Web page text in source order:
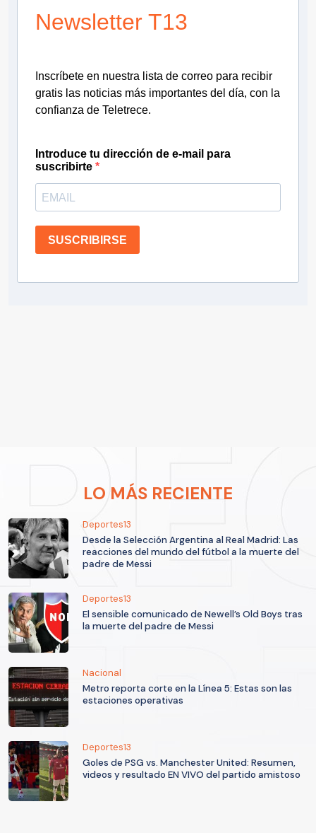
Newsletter T13
Inscríbete en nuestra lista de correo para recibir
gratis las noticias más importantes del día, con la
confianza de Teletrece.
Introduce tu dirección de e-mail para
suscribirte
SUSCRIBIRSE
LO MÁS RECIENTE
Deportes13
Desde la Selección Argentina al Real Madrid: Las
reacciones del mundo del fútbol a la muerte del
padre de Messi
Deportes13
El sensible comunicado de Newell’s Old Boys tras
la muerte del padre de Messi
Nacional
Metro reporta corte en la Línea 5: Estas son las
estaciones operativas
Deportes13
Goles de PSG vs. Manchester United: Resumen,
videos y resultado EN VIVO del partido amistoso